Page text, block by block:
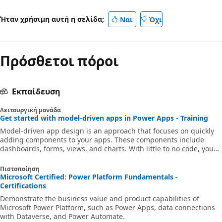
Ήταν χρήσιμη αυτή η σελίδα; Ναι Όχι
Πρόσθετοι πόροι
Εκπαίδευση
Λειτουργική μονάδα
Get started with model-driven apps in Power Apps - Training
Model-driven app design is an approach that focuses on quickly
adding components to your apps. These components include
dashboards, forms, views, and charts. With little to no code, you
development, where the designer has total control over the app
layout, much of the layout in model-driven apps is determined by
the components you add. In other words, the emphasis is more on
intrica
Πιστοποίηση
Microsoft Certified: Power Platform Fundamentals -
Certifications
Demonstrate the business value and product capabilities of
Microsoft Power Platform, such as Power Apps, data connections
with Dataverse, and Power Automate.